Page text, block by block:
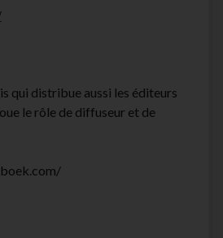
qui distribue aussi les éditeurs
le rôle de diffuseur et de